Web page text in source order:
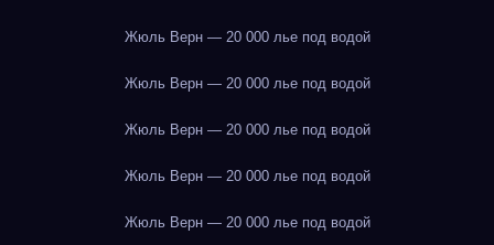
Жюль Верн — 20 000 лье под водой
Жюль Верн — 20 000 лье под водой
Жюль Верн — 20 000 лье под водой
Жюль Верн — 20 000 лье под водой
Жюль Верн — 20 000 лье под водой